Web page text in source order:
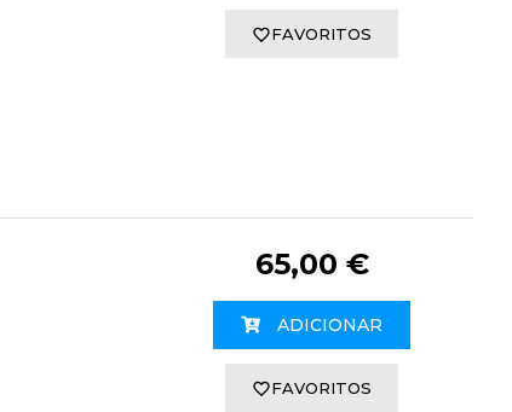
FAVORITOS
65,00 €
ADICIONAR
FAVORITOS